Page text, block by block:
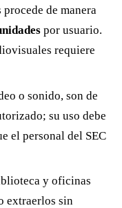
de manera
por usuario.
requiere
o sonido, son de
su uso debe
el personal del SEC
y oficinas
extraerlos sin